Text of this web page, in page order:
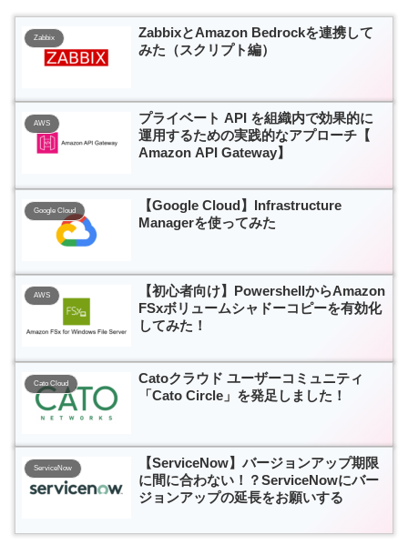
Zabbix
ZabbixとAmazon Bedrockを連携して
みた（スクリプト編）
AWS
プライベート API を組織内で効果的に
運用するための実践的なアプローチ【
Amazon API Gateway】
Google Cloud
【Google Cloud】Infrastructure
Managerを使ってみた
AWS
【初心者向け】PowershellからAmazon
FSxボリュームシャドーコピーを有効化
してみた！
Cato Cloud
Catoクラウド ユーザーコミュニティ
「Cato Circle」を発足しました！
ServiceNow
【ServiceNow】バージョンアップ期限
に間に合わない！？ServiceNowにバー
ジョンアップの延長をお願いする